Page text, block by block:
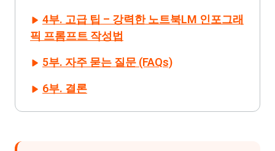
4부. 고급 팁 – 강력한 노트북LM 인포그래
픽 프롬프트 작성법
5부. 자주 묻는 질문 (FAQs)
6부. 결론